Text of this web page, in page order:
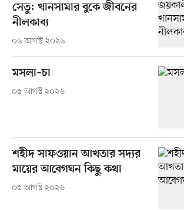
সেতু: খানসামার বুকে জীবনের
নীলকাব্য
০৬ আগস্ট ২০২৬
মসলা–চা
০৫ আগস্ট ২০২৬
শহীদ সাফওয়ান আখতার সদ্যর
মায়ের আবেগঘন কিছু কথা
০৫ আগস্ট ২০২৬